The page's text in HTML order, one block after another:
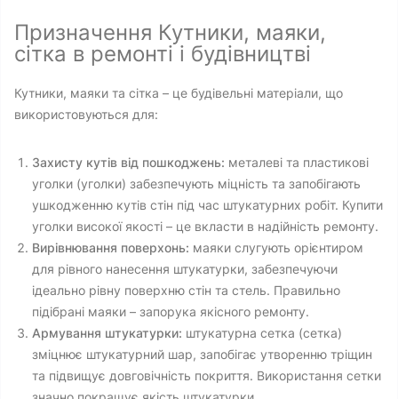
Призначення Кутники, маяки,
сітка в ремонті і будівництві
Кутники, маяки та сітка – це будівельні матеріали, що
використовуються для:
Захисту кутів від пошкоджень: металеві та пластикові
уголки (уголки) забезпечують міцність та запобігають
ушкодженню кутів стін під час штукатурних робіт. Купити
уголки високої якості – це вкласти в надійність ремонту.
Вирівнювання поверхонь: маяки слугують орієнтиром
для рівного нанесення штукатурки, забезпечуючи
ідеально рівну поверхню стін та стель. Правильно
підібрані маяки – запорука якісного ремонту.
Армування штукатурки: штукатурна сетка (сетка)
зміцнює штукатурний шар, запобігає утворенню тріщин
та підвищує довговічність покриття. Використання сетки